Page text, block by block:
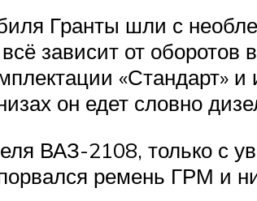
Гранты шли с
всё зависит от
«Стандарт»
он едет словно
ВАЗ-2108, только с
ремень ГРМ и